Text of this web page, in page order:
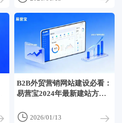
B2B外贸营销网站建设必看：
易营宝2024年最新建站方案
 2026/01/13